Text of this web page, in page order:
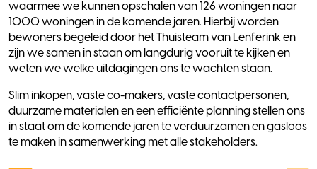
waarmee we kunnen opschalen van 126 woningen naar
1000 woningen in de komende jaren. Hierbij worden
bewoners begeleid door het Thuisteam van Lenferink en
zijn we samen in staan om langdurig vooruit te kijken en
weten we welke uitdagingen ons te wachten staan.
Slim inkopen, vaste co-makers, vaste contactpersonen,
duurzame materialen en een efficiënte planning stellen ons
in staat om de komende jaren te verduurzamen en gasloos
te maken in samenwerking met alle stakeholders.